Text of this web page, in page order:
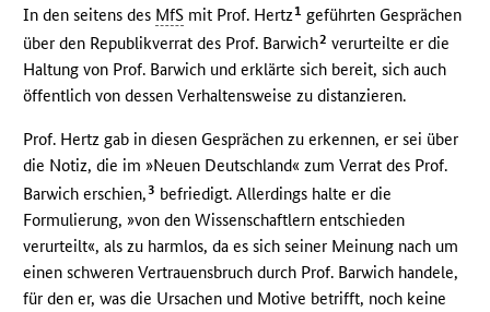
In den seitens des MfS mit Prof. Hertz1 geführten Gesprächen
über den Republikverrat des Prof. Barwich2 verurteilte er die
Haltung von Prof. Barwich und erklärte sich bereit, sich auch
öffentlich von dessen Verhaltensweise zu distanzieren.
Prof. Hertz gab in diesen Gesprächen zu erkennen, er sei über
die Notiz, die im »Neuen Deutschland« zum Verrat des Prof.
Barwich erschien,3 befriedigt. Allerdings halte er die
Formulierung, »von den Wissenschaftlern entschieden
verurteilt«, als zu harmlos, da es sich seiner Meinung nach um
einen schweren Vertrauensbruch durch Prof. Barwich handele,
für den er, was die Ursachen und Motive betrifft, noch keine